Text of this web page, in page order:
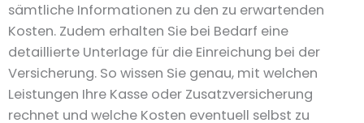
sämtliche Informationen zu den zu erwartenden
Kosten. Zudem erhalten Sie bei Bedarf eine
detaillierte Unterlage für die Einreichung bei der
Versicherung. So wissen Sie genau, mit welchen
Leistungen Ihre Kasse oder Zusatzversicherung
rechnet und welche Kosten eventuell selbst zu